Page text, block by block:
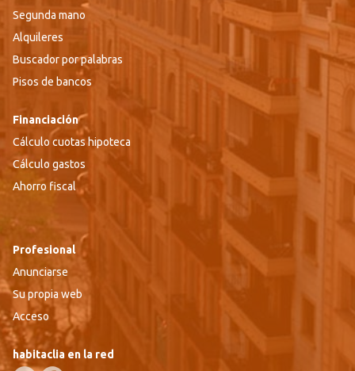
Segunda mano
Alquileres
Buscador por palabras
Pisos de bancos
Financiación
Cálculo cuotas hipoteca
Cálculo gastos
Ahorro fiscal
Profesional
Anunciarse
Su propia web
Acceso
habitaclia en la red